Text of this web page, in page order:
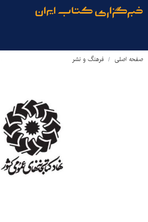
صفحه اصلی فرهنگ و نشر